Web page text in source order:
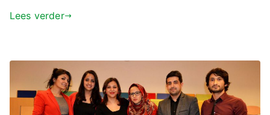
Lees verder